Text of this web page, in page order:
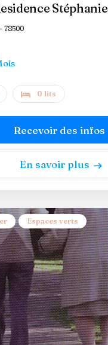
Stéphanie
78500
0 lits
Recevoir des infos
En savoir plus
Espaces verts